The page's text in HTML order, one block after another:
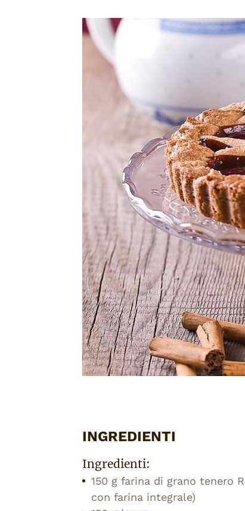
INGREDIENTI
Ingredienti:
150 g farina di grano tenero
con farina integrale)